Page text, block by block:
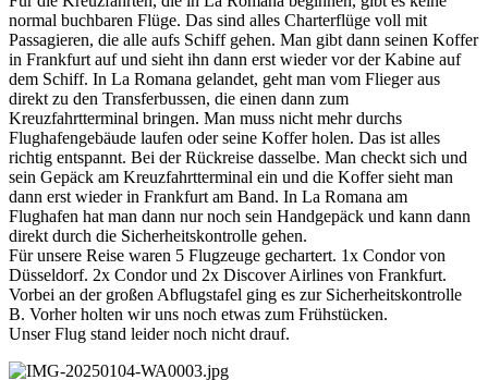
normal buchbaren Flüge. Das sind alles Charterflüge voll mit
Passagieren, die alle aufs Schiff gehen. Man gibt dann seinen Koffer
in Frankfurt auf und sieht ihn dann erst wieder vor der Kabine auf
dem Schiff. In La Romana gelandet, geht man vom Flieger aus
direkt zu den Transferbussen, die einen dann zum
Kreuzfahrtterminal bringen. Man muss nicht mehr durchs
Flughafengebäude laufen oder seine Koffer holen. Das ist alles
richtig entspannt. Bei der Rückreise dasselbe. Man checkt sich und
sein Gepäck am Kreuzfahrtterminal ein und die Koffer sieht man
dann erst wieder in Frankfurt am Band. In La Romana am
Flughafen hat man dann nur noch sein Handgepäck und kann dann
direkt durch die Sicherheitskontrolle gehen.
Für unsere Reise waren 5 Flugzeuge gechartert. 1x Condor von
Düsseldorf. 2x Condor und 2x Discover Airlines von Frankfurt.
Vorbei an der großen Abflugstafel ging es zur Sicherheitskontrolle
B. Vorher holten wir uns noch etwas zum Frühstücken.
Unser Flug stand leider noch nicht drauf.